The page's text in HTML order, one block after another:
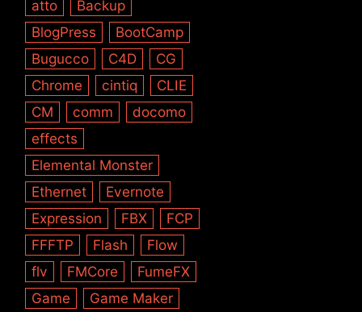
atto
Backup
BlogPress
BootCamp
Bugucco
C4D
CG
Chrome
cintiq
CLIE
CM
comm
docomo
effects
Elemental Monster
Ethernet
Evernote
Expression
FBX
FCP
FFFTP
Flash
Flow
flv
FMCore
FumeFX
Game
Game Maker